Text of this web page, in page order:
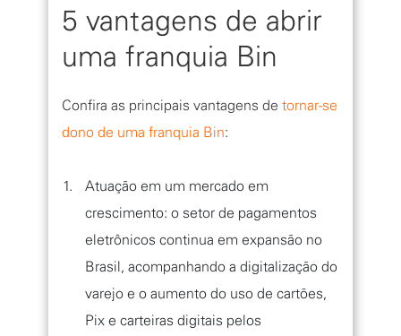
5 vantagens de abrir
uma franquia Bin
Confira as principais vantagens de tornar-se
dono de uma franquia Bin:
Atuação em um mercado em
crescimento: o setor de pagamentos
eletrônicos continua em expansão no
Brasil, acompanhando a digitalização do
varejo e o aumento do uso de cartões,
Pix e carteiras digitais pelos